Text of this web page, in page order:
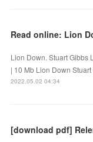
Read online: Lion
Lion Down. Stuart Gibbs
| 10 Mb Lion Down
2022.05.02 04:34
[download pdf]